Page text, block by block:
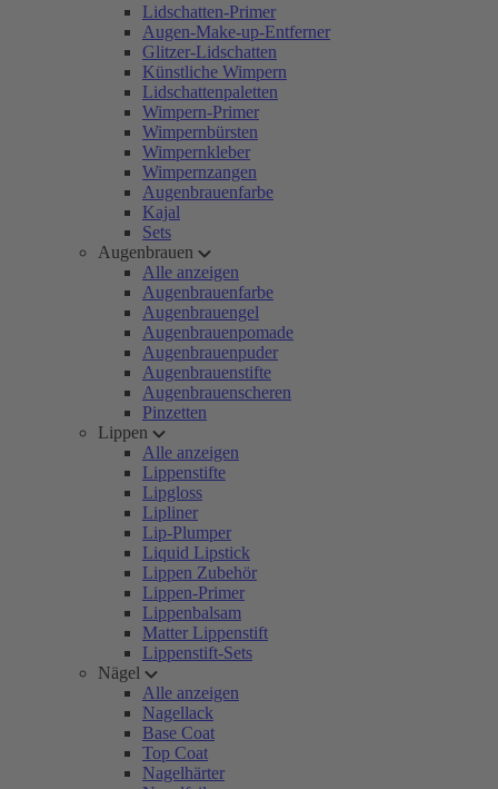
Lidschatten-Primer
Augen-Make-up-Entferner
Glitzer-Lidschatten
Künstliche Wimpern
Lidschattenpaletten
Wimpern-Primer
Wimpernbürsten
Wimpernkleber
Wimpernzangen
Augenbrauenfarbe
Kajal
Sets
Augenbrauen
Alle anzeigen
Augenbrauenfarbe
Augenbrauengel
Augenbrauenpomade
Augenbrauenpuder
Augenbrauenstifte
Augenbrauenscheren
Pinzetten
Lippen
Alle anzeigen
Lippenstifte
Lipgloss
Lipliner
Lip-Plumper
Liquid Lipstick
Lippen Zubehör
Lippen-Primer
Lippenbalsam
Matter Lippenstift
Lippenstift-Sets
Nägel
Alle anzeigen
Nagellack
Base Coat
Top Coat
Nagelhärter